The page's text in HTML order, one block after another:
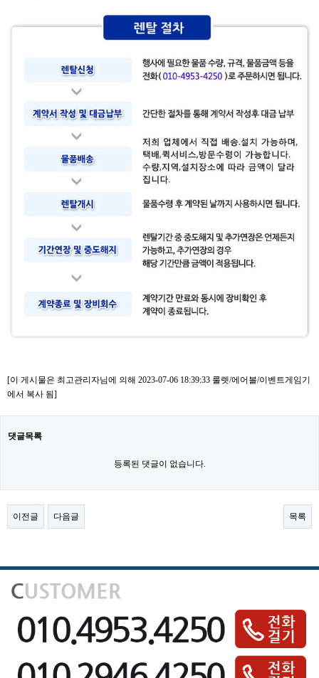
[이 게시물은 최고관리자님에 의해 2023-07-06 18:39:33 룰렛/에어볼/이벤트게임기
에서 복사 됨]
댓글목록
등록된 댓글이 없습니다.
이전글 다음글 목록